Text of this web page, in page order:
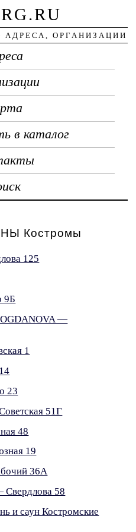
ОРГАНИЗАЦИИ
в каталог
Костромы
125
9Б
—
1
23
51Г
48
19
36А
Свердлова 58
и саун Костромские